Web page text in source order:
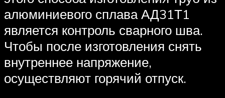
алюминиевого сплава АД31Т1
является контроль сварного шва.
Чтобы после изготовления снять
внутреннее напряжение,
осуществляют горячий отпуск.